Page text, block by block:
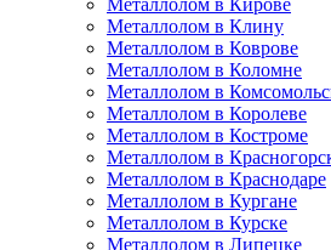
Металлолом в Кирове
Металлолом в Клину
Металлолом в Коврове
Металлолом в Коломне
Металлолом в
Металлолом в Королеве
Металлолом в Костроме
Металлолом в
Металлолом в Краснодаре
Металлолом в Кургане
Металлолом в Курске
Металлолом в Липецке